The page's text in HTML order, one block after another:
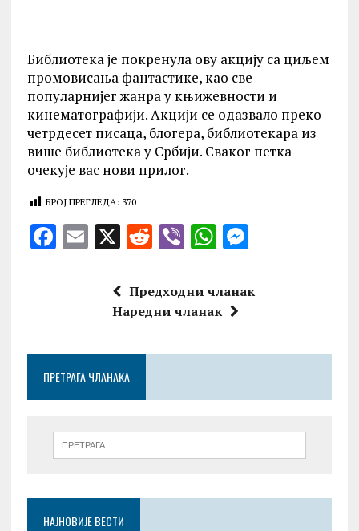
Библиотека је покренула ову акцију са циљем
промовисања фантастике, као све
популарнијег жанра у књижевности и
кинематографији. Акцији се одазвало преко
четрдесет писаца, блогера, библиотекара из
више библиотека у Србији. Сваког петка
очекује вас нови прилог.
БРОЈ ПРЕГЛЕДА: 370
F
o
k
E X R
d
di
V
er
W
at
s
p
M
se
er
Предходни чланак
Наредни чланак
ПРЕТРАГА ЧЛАНАКА
НАЈНОВИЈЕ ВЕСТИ